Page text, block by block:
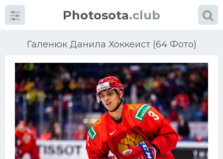
Photosota.club
Галенюк Данила Хоккеист (64 Фото)
КатегорииФото
Еще картинки...